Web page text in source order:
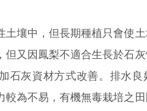
壤中，但長期種植只會使土
但又因鳳梨不適合生長於石
石灰資材方式改善。排水良
較為不易，有機無毒栽培之